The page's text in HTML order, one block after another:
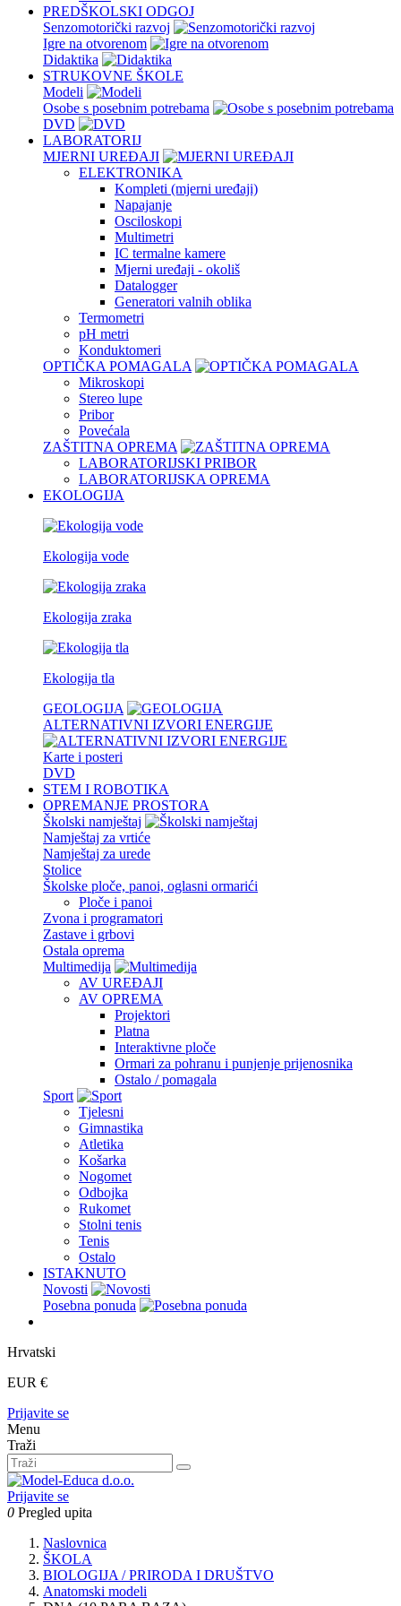
PREDŠKOLSKI ODGOJ
Senzomotorički razvoj
Igre na otvorenom
Didaktika
STRUKOVNE ŠKOLE
Modeli
Osobe s posebnim potrebama
DVD
LABORATORIJ
MJERNI UREĐAJI
ELEKTRONIKA
Kompleti (mjerni uređaji)
Napajanje
Osciloskopi
Multimetri
IC termalne kamere
Mjerni uređaji - okoliš
Datalogger
Generatori valnih oblika
Termometri
pH metri
Konduktomeri
OPTIČKA POMAGALA
Mikroskopi
Stereo lupe
Pribor
Povećala
ZAŠTITNA OPREMA
LABORATORIJSKI PRIBOR
LABORATORIJSKA OPREMA
EKOLOGIJA
Ekologija vode
Ekologija zraka
Ekologija tla
GEOLOGIJA
ALTERNATIVNI IZVORI ENERGIJE
Karte i posteri
DVD
STEM I ROBOTIKA
OPREMANJE PROSTORA
Školski namještaj
Namještaj za vrtiće
Namještaj za urede
Stolice
Školske ploče, panoi, oglasni ormarići
Ploče i panoi
Zvona i programatori
Zastave i grbovi
Ostala oprema
Multimedija
AV UREĐAJI
AV OPREMA
Projektori
Platna
Interaktivne ploče
Ormari za pohranu i punjenje prijenosnika
Ostalo / pomagala
Sport
Tjelesni
Gimnastika
Atletika
Košarka
Nogomet
Odbojka
Rukomet
Stolni tenis
Tenis
Ostalo
ISTAKNUTO
Novosti
Posebna ponuda
Hrvatski
EUR €
Prijavite se
Menu
Traži
Prijavite se
0 Pregled upita
Naslovnica
ŠKOLA
BIOLOGIJA / PRIRODA I DRUŠTVO
Anatomski modeli